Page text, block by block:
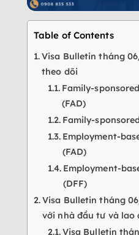
Table of Contents
Visa Bulletin tháng
theo dõi
Family-
(FAD)
Family-
Employment-
(FAD)
Employment-
(DFF)
Visa Bulletin tháng
với nhà đầu tư và lao
Visa Bulletin